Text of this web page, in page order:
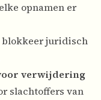
opnamen er
juridisch
verwijdering
slachtoffers van